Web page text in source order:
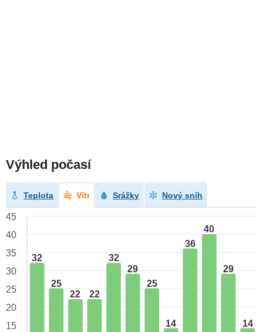
Výhled počasí
Teplota Vítr Srážky Nový sníh
32
25
22
22
32
29
25
14
36
40
29
14
45
40
35
30
25
20
15